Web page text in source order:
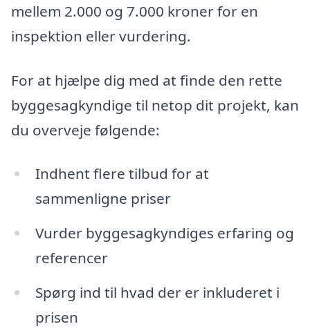
mellem 2.000 og 7.000 kroner for en
inspektion eller vurdering.
For at hjælpe dig med at finde den rette
byggesagkyndige til netop dit projekt, kan
du overveje følgende:
Indhent flere tilbud for at
sammenligne priser
Vurder byggesagkyndiges erfaring og
referencer
Spørg ind til hvad der er inkluderet i
prisen